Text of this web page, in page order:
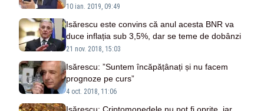
prost
10 ian. 2019, 09:49
Isărescu este convins că anul acesta BNR va
duce inflația sub 3,5%, dar se teme de dobânzi
21 nov. 2018, 15:03
Isărescu: ”Suntem încăpățânați și nu facem
prognoze pe curs”
4 oct. 2018, 11:06